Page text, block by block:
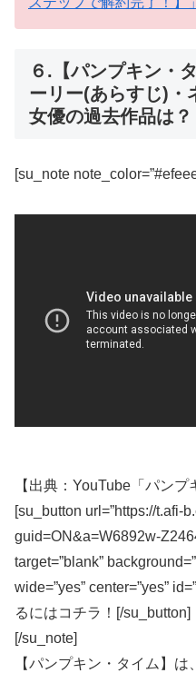
６.【パンプキン・
ーリー(あらすじ)・
女優の過去作品は？
[su_note
【出典：YouTube「パンプ
[su_button url=”https://t.afi-
guid=ON&a=W6892w-
target=”blank”
wide=”yes” center=”yes”
るにはコチラ！[/su_button]
[/su_note]
【パンプキン・タイム】